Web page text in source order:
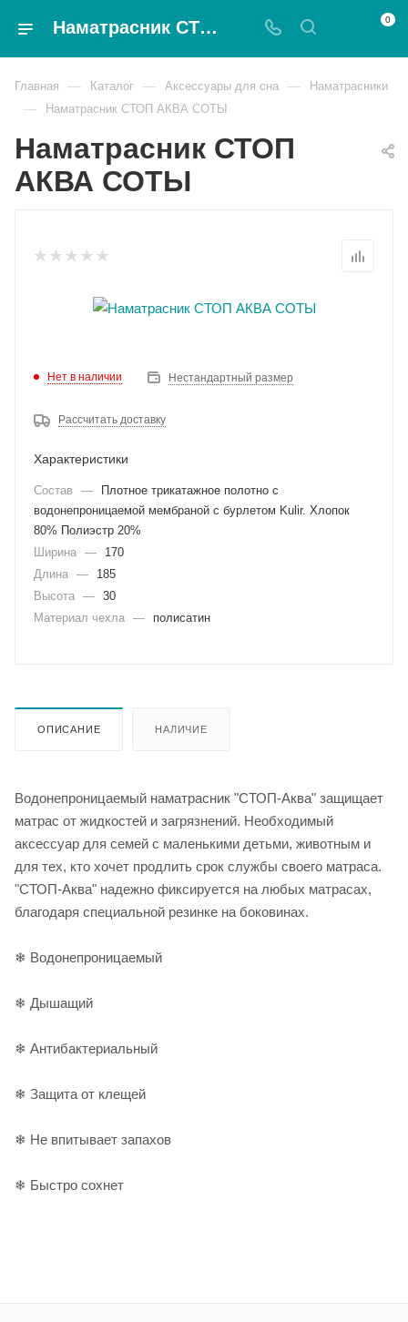
Наматрасник СТОП АКВА СОТЫ - Magnat 0
Главная — Каталог — Аксессуары для сна — Наматрасники
— Наматрасник СТОП АКВА СОТЫ
Наматрасник СТОП
АКВА СОТЫ
Нет в наличии Нестандартный размер
Рассчитать доставку
Характеристики
Состав —
Плотное трикатажное полотно с
водонепроницаемой мембраной с бурлетом Kulir. Хлопок
80% Полиэстр 20%
Ширина —
170
Длина —
185
Высота — 30
Материал чехла — полисатин
ОПИСАНИЕ НАЛИЧИЕ
Водонепроницаемый наматрасник "СТОП-Аква" защищает
матрас от жидкостей и загрязнений. Необходимый
аксессуар для семей с маленькими детьми, животным и
для тех, кто хочет продлить срок службы своего матраса.
"СТОП-Аква" надежно фиксируется на любых матрасах,
благодаря специальной резинке на боковинах.
❄ Водонепроницаемый
❄ Дышащий
❄ Антибактериальный
❄ Защита от клещей
❄ Не впитывает запахов
❄ Быстро сохнет